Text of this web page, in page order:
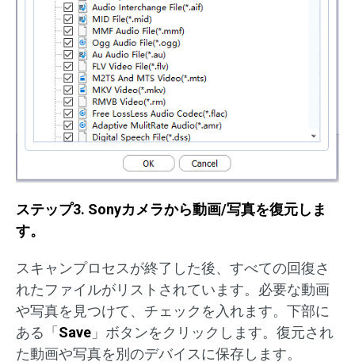
ステップ3. Sonyカメラから動画/写真を復元しま
す。
スキャンプロセスが終了した後、すべての回復さ
れたファイルがリストされています。必要な動画
や写真を見つけて、チェックを入れます。下部に
ある「 Save 」ボタンをクリックします。復元され
た動画や写真を別のデバイスに保存します。